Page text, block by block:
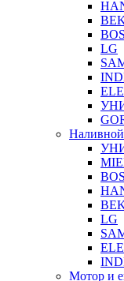
LG
LG
Мотор и